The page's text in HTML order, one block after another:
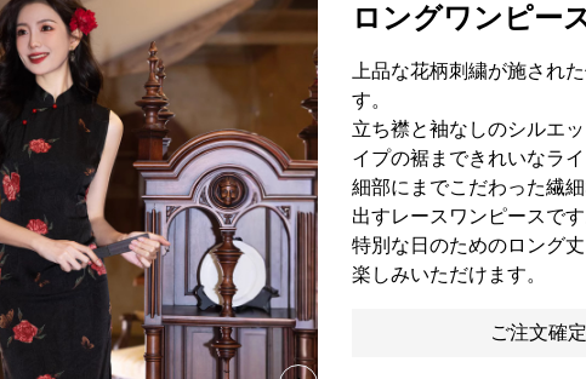
ロングワンピー
上品な花柄刺繍が施され
す。
立ち襟と袖なしのシルエ
イプの裾まできれいなライ
細部にまでこだわった繊
出すレースワンピースです
特別な日のためのロング
楽しみいただけます。
ご注文確